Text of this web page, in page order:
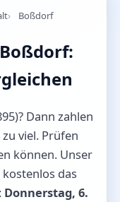
Boßdorf
Dann zahlen
viel. Prüfen
können. Unser
das
Donnerstag, 6.